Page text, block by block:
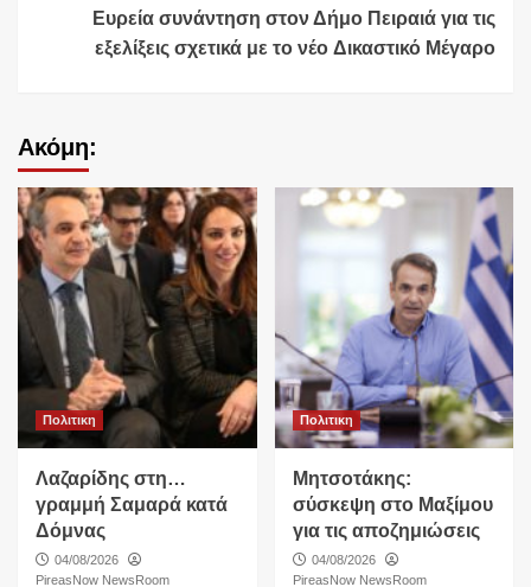
Ευρεία συνάντηση στον Δήμο Πειραιά για τις
εξελίξεις σχετικά με το νέο Δικαστικό Μέγαρο
Ακόμη:
Πολιτικη
Λαζαρίδης στη…
γραμμή Σαμαρά κατά
Δόμνας
04/08/2026
PireasNow NewsRoom
Πολιτικη
Μητσοτάκης:
σύσκεψη στο Μαξίμου
για τις αποζημιώσεις
04/08/2026
PireasNow NewsRoom